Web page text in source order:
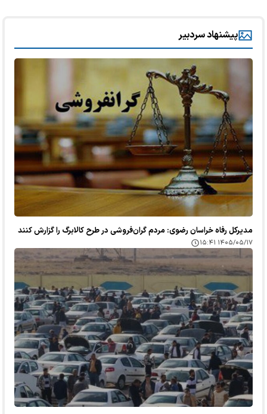
پیشنهاد سردبیر
مدیرکل رفاه خراسان رضوی: مردم گران‌فروشی در طرح کالابرگ را گزارش کنند
۱۴۰۵/۰۵/۱۷ ۱۵:۴۱